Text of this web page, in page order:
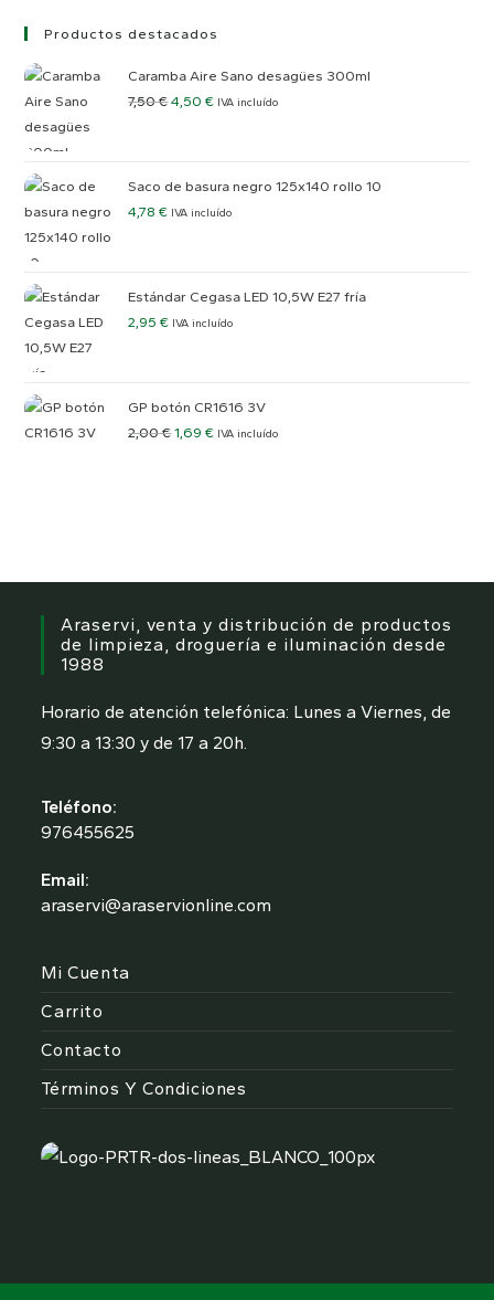
Productos destacados
Caramba Aire Sano desagües 300ml
7,50€ 4,50€ IVA incluído
Saco de basura negro 125x140 rollo 10
4,78€ IVA incluído
Estándar Cegasa LED 10,5W E27 fría
2,95€ IVA incluído
GP botón CR1616 3V
2,00€ 1,69€ IVA incluído
Araservi, venta y distribución de productos
de limpieza, droguería e iluminación desde
1988
Horario de atención telefónica: Lunes a Viernes, de
9:30 a 13:30 y de 17 a 20h.
Teléfono:
976455625
Email:
araservi@araservionline.com
Mi Cuenta
Carrito
Contacto
Términos Y Condiciones